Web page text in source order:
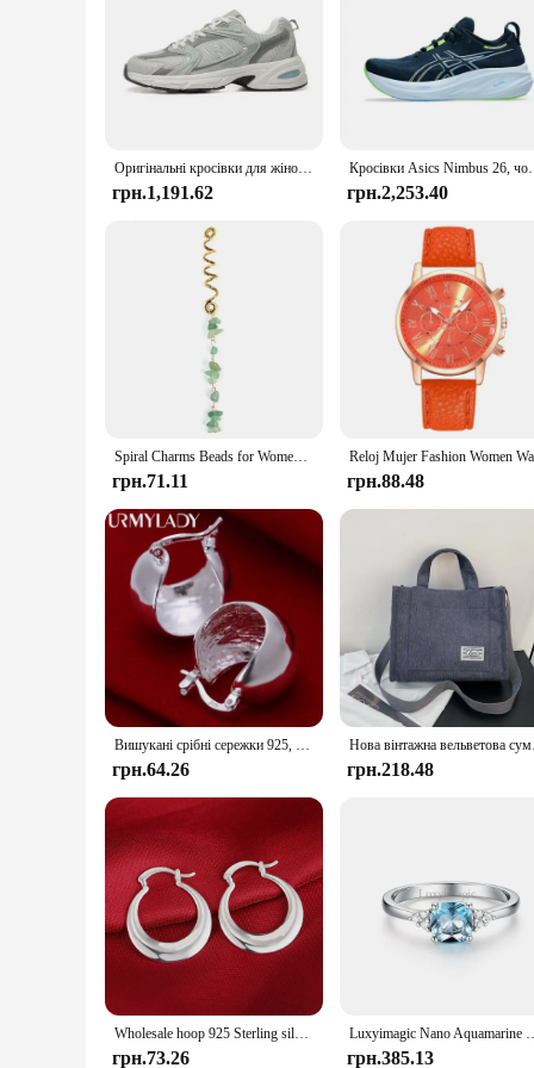
Оригінальні кросівки для жінок Спорт на свіжому повітрі Легкі сітчасті дихаючі розкішні тенісні туфлі Дизайнерські кросівки для бігу на шнурівці для чоловіків
грн.1,191.62
Кросівки Asics
грн.2,253.40
Spiral Charms Beads for Women Colored Crystal Stone Braids Barretts Hair Beads Jewelry Vintage Hairpin Dreadlock Accessories
грн.71.11 грн.88.48
Вишукані срібні сережки 925, весільні високоякісні популярні вироби, модні жіночі вечірні сережки, ювелірні вироби
грн.64.26
Нова вінтажна
грн.218.48
Wholesale hoop 925 Sterling silver cute Earring for women lady wedding beautiful lovely Jewelry nice party noble
грн.73.26
Luxyimagic Nano Aquamarine Rings for Women Silver
грн.385.13